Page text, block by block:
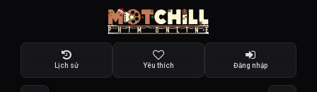
Lịch sử Yêu thích Đăng nhập